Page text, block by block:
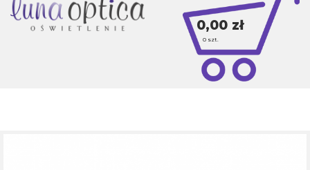
0,00 zł
0 szt.